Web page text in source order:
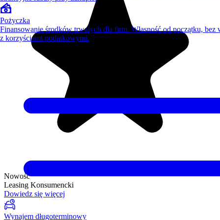
Nowość
Leasing Konsumencki
Dowiedz się więcej
Wynajem długoterminowy
Pożyczka
Finansowanie środków trwałych dla firm. Własność od początku, bez
z korzyściami podatkowymi.